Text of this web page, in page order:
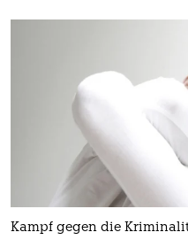
Kampf gegen die